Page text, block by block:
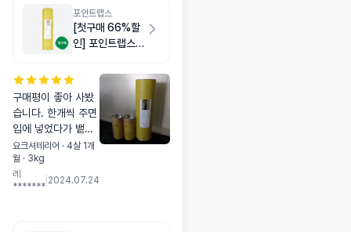
포인트랩스
[첫구매 66%할
인] 포인트랩스
구매평이 좋아 사봤
습니다. 한개씩 주면
입에 넣었다가 뱉어
버리는데 잘라서 사
료에 넣어주면 잘 먹
네요. ㅡㅡ;; 좋은 효
요크셔테리어 · 4살 1개
월 · 3kg
레
*******
2024.07.24